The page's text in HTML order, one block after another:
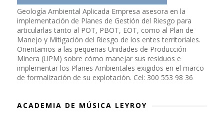
Geología Ambiental Aplicada Empresa asesora en la
implementación de Planes de Gestión del Riesgo para
articularlas tanto al POT, PBOT, EOT, como al Plan de
Manejo y Mitigación del Riesgo de los entes territoriales.
Orientamos a las pequeñas Unidades de Producción
Minera (UPM) sobre cómo manejar sus residuos e
implementar los Planes Ambientales exigidos en el marco
de formalización de su explotación. Cel: 300 553 98 36
ACADEMIA DE MÚSICA LEYROY